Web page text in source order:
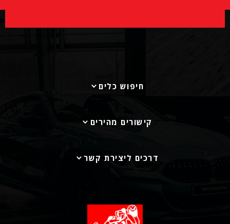
חיפוש כלים
קישורים מהירים
דרכים ליצירת קשר